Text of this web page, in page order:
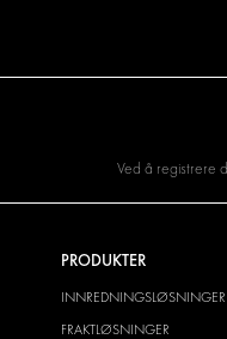
Ved å registrere
PRODUKTER
INNREDNINGSLØSNINGER
FRAKTLØSNINGER